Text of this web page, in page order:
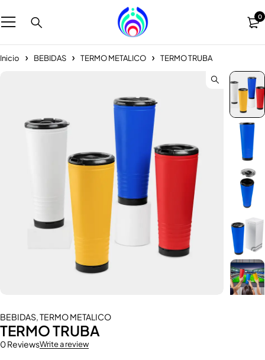
0
Inicio BEBIDAS TERMO METALICO TERMO TRUBA
BEBIDAS,TERMO METALICO
TERMO TRUBA
0 ReviewsWrite a review